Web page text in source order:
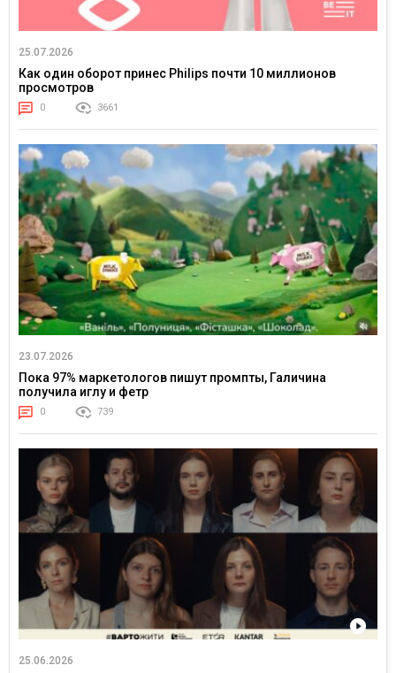
25.07.2026
Как один оборот принес Philips почти 10 миллионов
просмотров
0 3661
23.07.2026
Пока 97% маркетологов пишут промпты, Галичина
получила иглу и фетр
0 739
25.06.2026